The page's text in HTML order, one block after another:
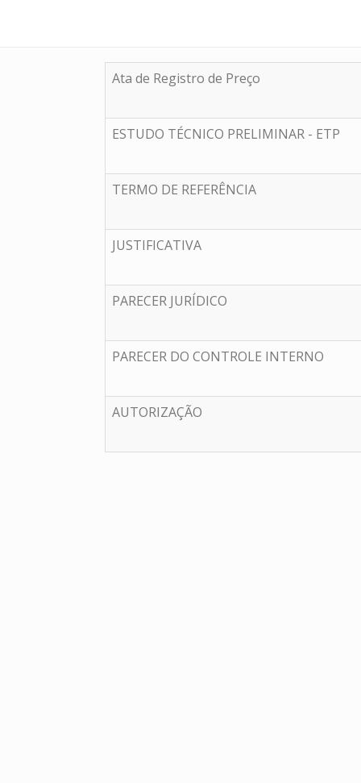
Ata de Registro de Preço
ESTUDO TÉCNICO PRELIMINAR - ETP
TERMO DE REFERÊNCIA
JUSTIFICATIVA
PARECER JURÍDICO
PARECER DO CONTROLE INTERNO
AUTORIZAÇÃO